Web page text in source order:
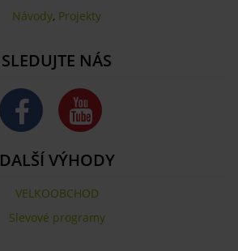
Návody, Projekty
SLEDUJTE NÁS
DALŠÍ VÝHODY
VELKOOBCHOD
Slevové programy